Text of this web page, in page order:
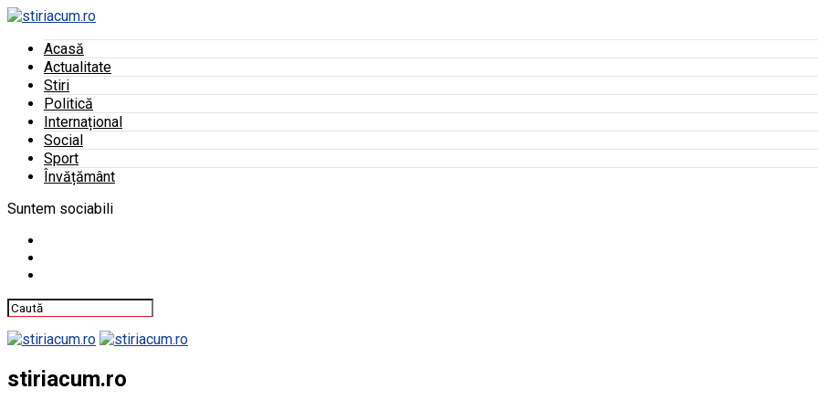
Acasă
Actualitate
Stiri
Politică
Internațional
Social
Sport
Învățământ
Suntem sociabili
stiriacum.ro